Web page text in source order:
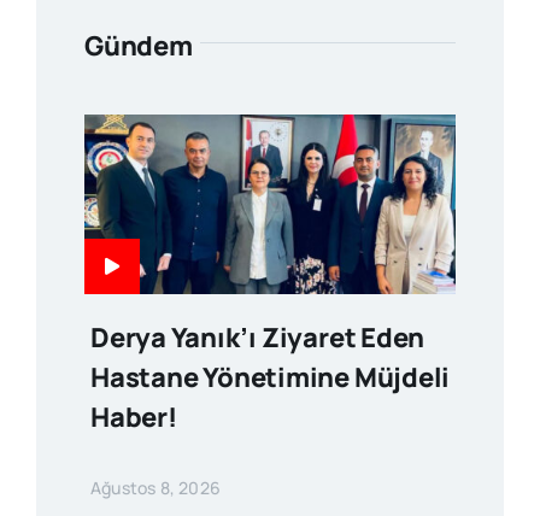
Gündem
Derya Yanık’ı Ziyaret Eden
Hastane Yönetimine Müjdeli
Haber!
Ağustos 8, 2026